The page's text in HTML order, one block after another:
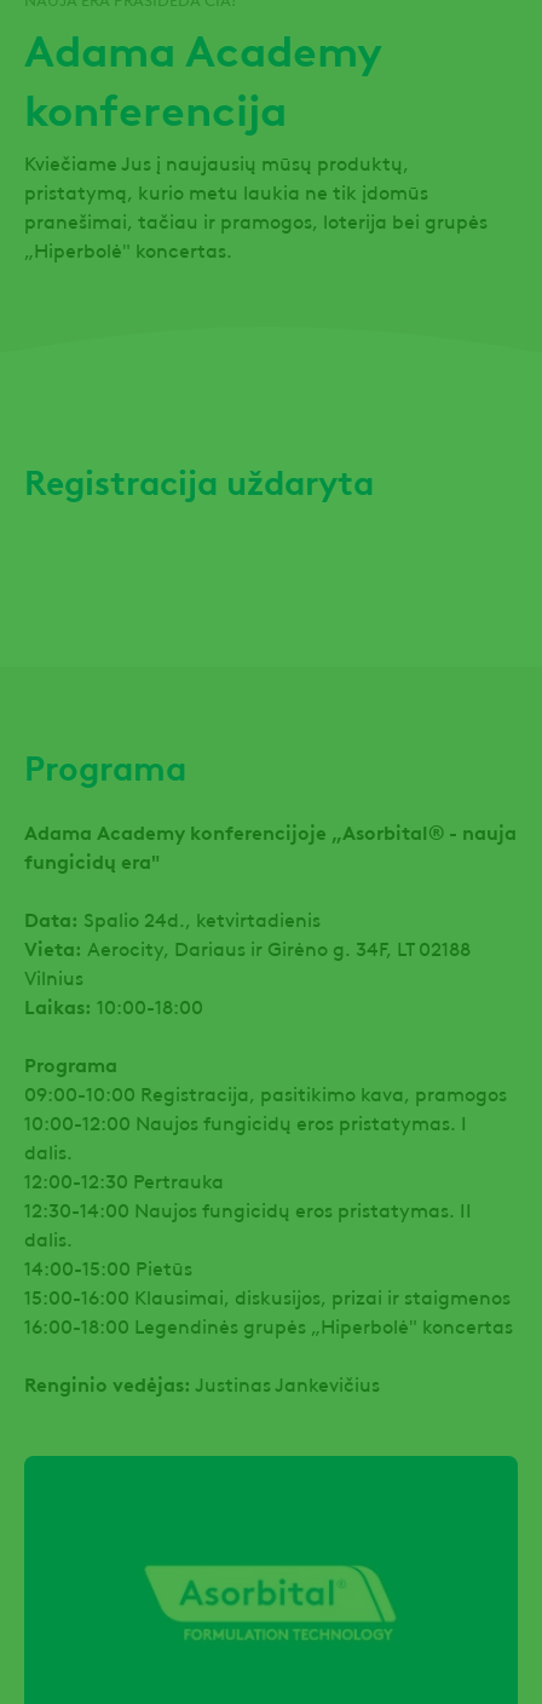
Adama Academy
konferencija
Kviečiame Jus į naujausių mūsų produktų,
pristatymą, kurio metu laukia ne tik įdomūs
pranešimai, tačiau ir pramogos, loterija bei grupės
„Hiperbolė" koncertas.
Registracija uždaryta
Programa
Adama Academy konferencijoje „Asorbital® - nauja
fungicidų era"
Data: Spalio 24d., ketvirtadienis
Vieta: Aerocity, Dariaus ir Girėno g. 34F, LT 02188
Vilnius
Laikas: 10:00-18:00
Programa
09:00-10:00 Registracija, pasitikimo kava, pramogos
10:00-12:00 Naujos fungicidų eros pristatymas. I
dalis.
12:00-12:30 Pertrauka
12:30-14:00 Naujos fungicidų eros pristatymas. II
dalis.
14:00-15:00 Pietūs
15:00-16:00 Klausimai, diskusijos, prizai ir staigmenos
16:00-18:00 Legendinės grupės „Hiperbolė" koncertas
Renginio vedėjas: Justinas Jankevičius